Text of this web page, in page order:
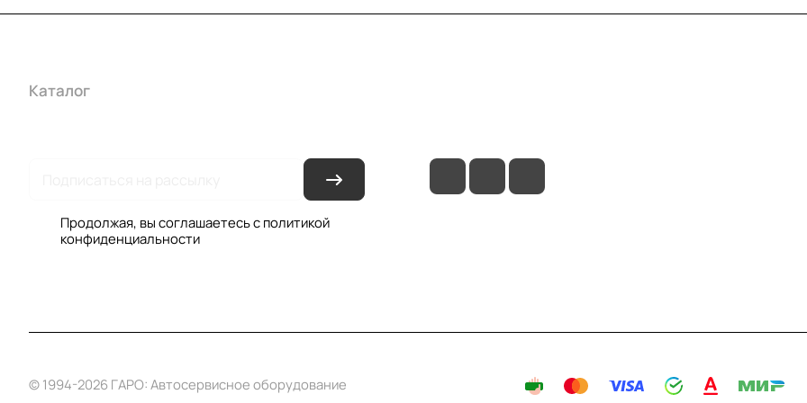
Каталог
Продолжая, вы соглашаетесь с политикой
конфиденциальности
© 1994-2026 ГАРО: Автосервисное оборудование